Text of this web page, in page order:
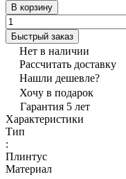
В корзину
Быстрый заказ
Нет в наличии
Рассчитать доставку
Нашли дешевле?
Хочу в подарок
Гарантия 5 лет
Характеристики
Тип
:
Плинтус
Материал